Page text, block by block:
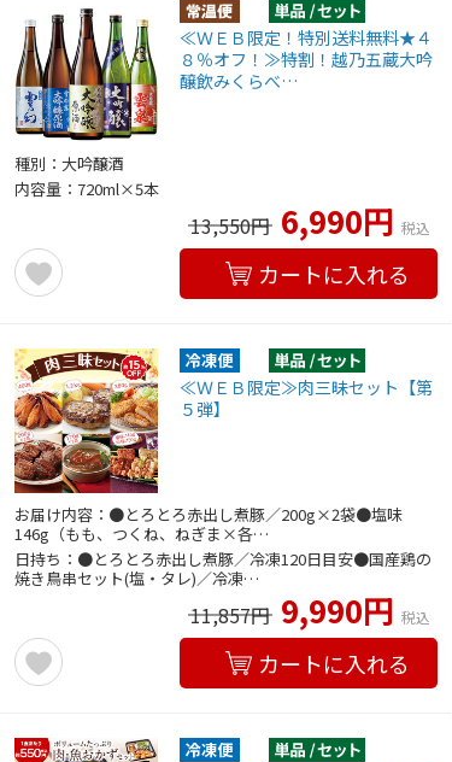
≪ＷＥＢ限定！特別送料無料★４
８％オフ！≫特割！越乃五蔵大吟
醸飲みくらべ…
種別：大吟醸酒
内容量：720ml×5本
13,550円 6,990円 税込
カートに入れる
≪ＷＥＢ限定≫肉三昧セット【第
５弾】
お届け内容：●とろとろ赤出し煮豚／200g×2袋●塩味
146g（もも、つくね、ねぎま×各…
日持ち：●とろとろ赤出し煮豚／冷凍120日目安●国産鶏の
焼き鳥串セット(塩・タレ)／冷凍…
11,857円 9,990円 税込
カートに入れる